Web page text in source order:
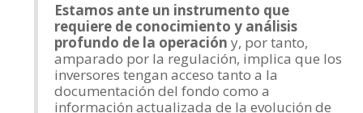
Estamos ante un instrumento que
requiere de conocimiento y análisis
profundo de la operación y, por tanto,
amparado por la regulación, implica que los
inversores tengan acceso tanto a la
documentación del fondo como a
información actualizada de la evolución de